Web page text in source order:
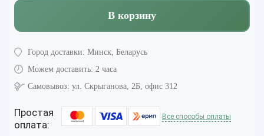
В корзину
Город доставки: Минск, Беларусь
Можем доставить: 2 часа
Самовывоз: ул. Скрыганова, 2Б, офис 312
Простая
оплата:
Все способы оплаты